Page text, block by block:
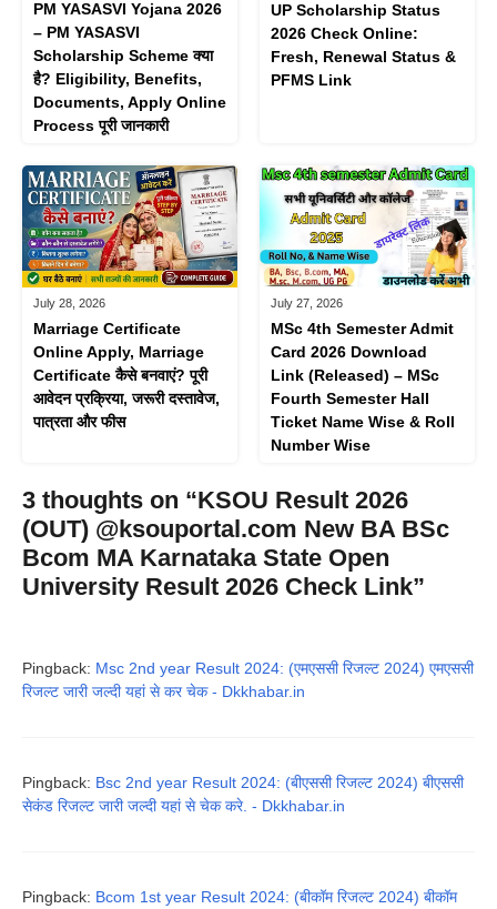
PM YASASVI Yojana 2026
– PM YASASVI
Scholarship Scheme क्या
है? Eligibility, Benefits,
Documents, Apply Online
Process पूरी जानकारी
UP Scholarship Status
2026 Check Online:
Fresh, Renewal Status &
PFMS Link
July 28, 2026
Marriage Certificate
Online Apply, Marriage
Certificate कैसे बनवाएं? पूरी
आवेदन प्रक्रिया, जरूरी दस्तावेज,
पात्रता और फीस
July 27, 2026
MSc 4th Semester Admit
Card 2026 Download
Link (Released) – MSc
Fourth Semester Hall
Ticket Name Wise & Roll
Number Wise
3 thoughts on “KSOU Result 2026
(OUT) @ksouportal.com New BA BSc
Bcom MA Karnataka State Open
University Result 2026 Check Link”
Pingback: Msc 2nd year Result 2024: (एमएससी रिजल्ट 2024) एमएससी
रिजल्ट जारी जल्दी यहां से कर चेक - Dkkhabar.in
Pingback: Bsc 2nd year Result 2024: (बीएससी रिजल्ट 2024) बीएससी
सेकंड रिजल्ट जारी जल्दी यहां से चेक करे. - Dkkhabar.in
Pingback: Bcom 1st year Result 2024: (बीकॉम रिजल्ट 2024) बीकॉम